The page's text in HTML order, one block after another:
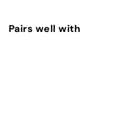
Pairs well with